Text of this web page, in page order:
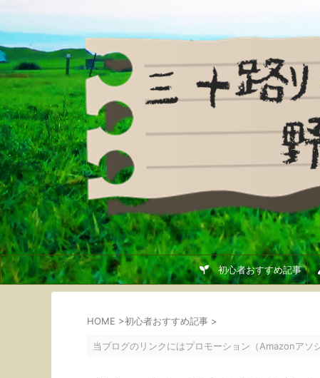
初心者おすすめ記事
HOME >初心者おすすめ記事 >
当ブログのリンクにはプロモーション（Amazonアソ